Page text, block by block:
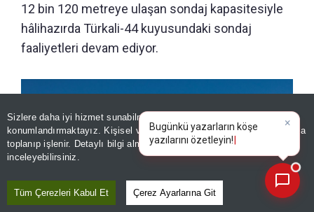
Sizlere daha iyi hizmet sunabilmek adına sitemizde
konumlandırmaktayız. Kişisel verileriniz, KVKK ve GDPR kapsamında
toplanıp işlenir. Detaylı bilgi almak içinAydınlatma Metnimizi
inceleyebilirsiniz.
Tüm Çerezleri Kabul Et Çerez Ayarlarına Git
12 bin 120 metreye ulaşan sondaj kapasitesiyle
hâlihazırda Türkali-44 kuyusundaki sondaj
faaliyetleri devam ediyor.
×
Bugünkü yazarların köşe
yazılarını